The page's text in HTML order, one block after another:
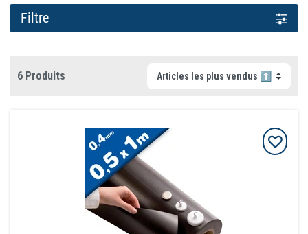
Filtre
6 Produits